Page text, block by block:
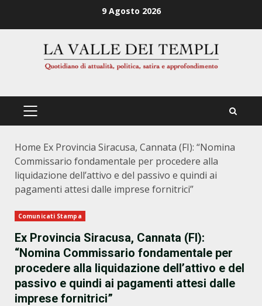
9 Agosto 2026
PRIMÄRES
Home Ex Provincia Siracusa, Cannata (FI): “Nomina
Commissario fondamentale per procedere alla
liquidazione dell’attivo e del passivo e quindi ai
pagamenti attesi dalle imprese fornitrici”
Comunicati Stampa
Ex Provincia Siracusa, Cannata (FI):
“Nomina Commissario fondamentale per
procedere alla liquidazione dell’attivo e del
passivo e quindi ai pagamenti attesi dalle
imprese fornitrici”